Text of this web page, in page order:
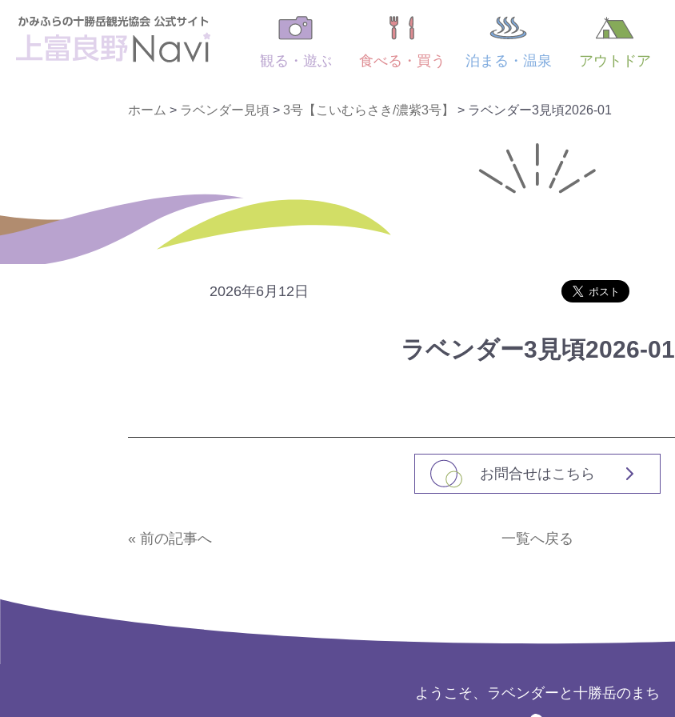
観る・遊ぶ 食べる・買う 泊まる・温泉 アウトドア
ホーム > ラベンダー見頃 > 3号【こいむらさき/濃紫3号】 > ラベンダー3見頃2026-01
2026年6月12日
ラベンダー3見頃2026-01
お問合せはこちら
« 前の記事へ 一覧へ戻る
ようこそ、ラベンダーと十勝岳のまち